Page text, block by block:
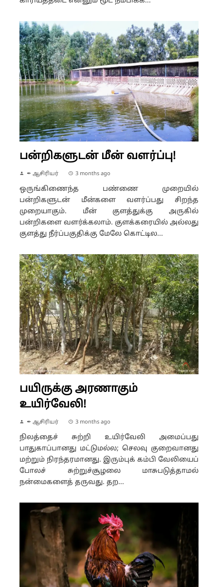
பன்றிகளுடன் மீன் வளர்ப்பு!
✒ ஆசிரியர் 3 months ago
ஒருங்கிணைந்த பண்ணை முறையில்
பன்றிகளுடன் மீன்களை வளர்ப்பது சிறந்த
முறையாகும். மீன் குளத்துக்கு அருகில்
பன்றிகளை வளர்க்கலாம். குளக்கரையில் அல்லது
குளத்து நீர்ப்பகுதிக்கு மேலே கொட்டில...
பயிருக்கு அரணாகும்
உயிர்வேலி!
✒ ஆசிரியர் 3 months ago
நிலத்தைச் சுற்றி உயிர்வேலி அமைப்பது
பாதுகாப்பானது மட்டுமல்ல; செலவு குறைவானது
மற்றும் நிரந்தரமானது. இரும்புக் கம்பி வேலியைப்
போலச் சுற்றுச்சூழலை மாசுபடுத்தாமல்
நன்மைகளைத் தருவது. தற...